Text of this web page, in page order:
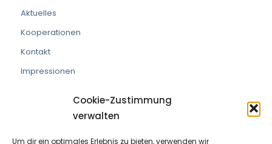
Cookie-Zustimmung
verwalten
Um dir ein optimales Erlebnis zu bieten, verwenden wir
Aktuelles
Kooperationen
Kontakt
Impressionen